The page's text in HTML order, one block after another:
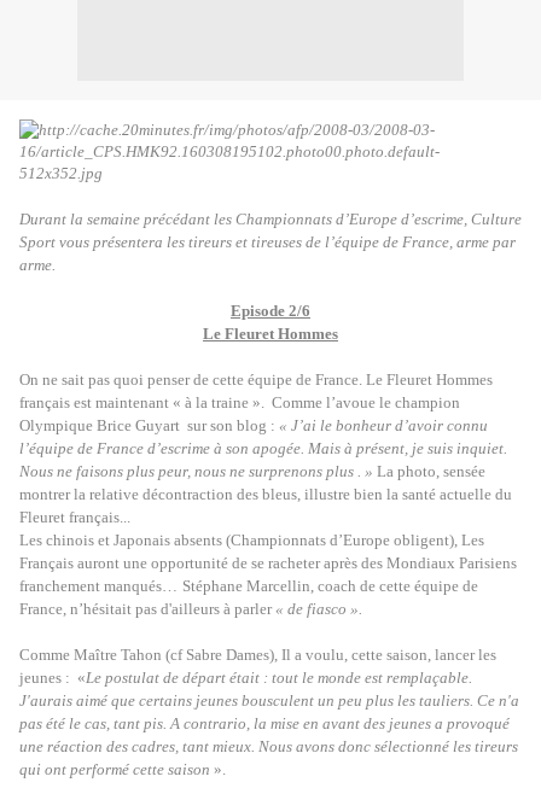
Durant la semaine précédant les Championnats d’Europe d’escrime, Culture
Sport vous présentera les tireurs et tireuses de l’équipe de France, arme par
arme.
Episode 2/6
Le Fleuret Hommes
On ne sait pas quoi penser de cette équipe de France. Le Fleuret Hommes
français est maintenant « à la traine ». Comme l’avoue le champion
Olympique Brice Guyart sur son blog : « J’ai le bonheur d’avoir connu
l’équipe de France d’escrime à son apogée. Mais à présent, je suis inquiet.
Nous ne faisons plus peur, nous ne surprenons plus . » La photo, sensée
montrer la relative décontraction des bleus, illustre bien la santé actuelle du
Fleuret français...
Les chinois et Japonais absents (Championnats d’Europe obligent), Les
Français auront une opportunité de se racheter après des Mondiaux Parisiens
franchement manqués… Stéphane Marcellin, coach de cette équipe de
France, n’hésitait pas d'ailleurs à parler« de fiasco ».
Comme Maître Tahon (cf Sabre Dames), Il a voulu, cette saison, lancer les
jeunes : «Le postulat de départ était : tout le monde est remplaçable.
J'aurais aimé que certains jeunes bousculent un peu plus les tauliers. Ce n'a
pas été le cas, tant pis. A contrario, la mise en avant des jeunes a provoqué
une réaction des cadres, tant mieux. Nous avons donc sélectionné les tireurs
qui ont performé cette saison ».